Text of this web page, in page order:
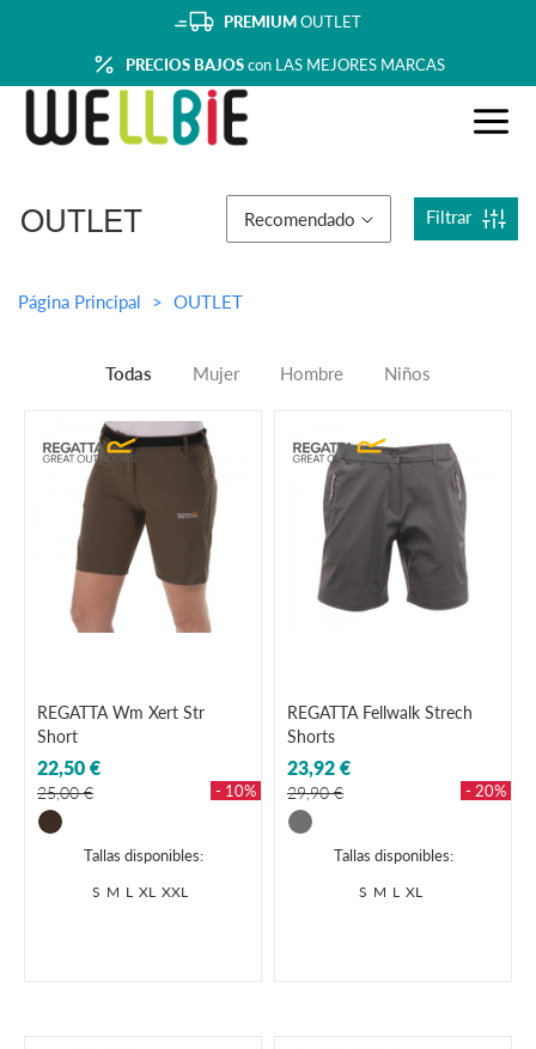
PREMIUMOUTLET
PRECIOS BAJOScon LAS MEJORES MARCAS
OUTLET Recomendado Filtrar
Página Principal OUTLET
Todas Mujer Hombre Niños
REGATTA Wm Xert Str
Short
22,50 €
25,00 € - 10%
Tallas disponibles:
S M L XL XXL
REGATTA Fellwalk Strech
Shorts
23,92 €
29,90 € - 20%
Tallas disponibles:
S M L XL